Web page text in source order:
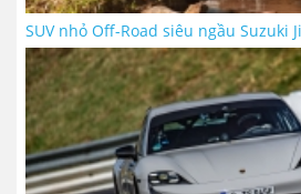
SUV nhỏ Off-Road siêu ngầu Suzuki